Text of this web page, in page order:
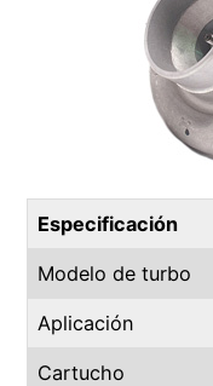
Especificación
Modelo de turbo
Aplicación
Cartucho